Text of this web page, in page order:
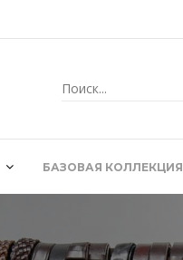
БАЗОВАЯ КОЛЛЕКЦИЯ